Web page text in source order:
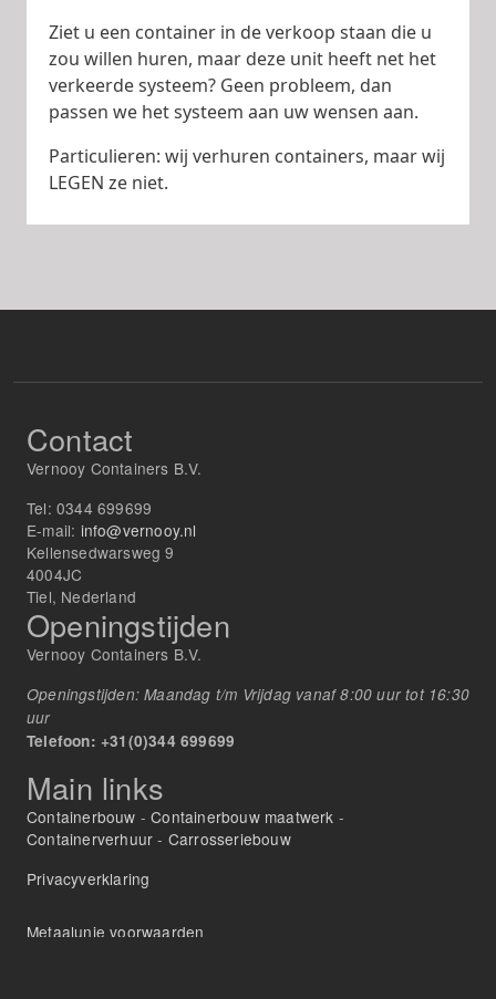
Ziet u een container in de verkoop staan die u
zou willen huren, maar deze unit heeft net het
verkeerde systeem? Geen probleem, dan
passen we het systeem aan uw wensen aan.
Particulieren: wij verhuren containers, maar wij
LEGEN ze niet.
Contact
Vernooy Containers B.V.
Tel: 0344 699699
E-mail: info@vernooy.nl
Kellensedwarsweg 9
4004JC
Tiel, Nederland
Openingstijden
Vernooy Containers B.V.
Openingstijden: Maandag t/m Vrijdag vanaf 8:00 uur tot 16:30
uur
Telefoon: +31(0)344 699699
Main links
Containerbouw -Containerbouw maatwerk -
Containerverhuur - Carrosseriebouw
Privacyverklaring
Metaalunie voorwaarden